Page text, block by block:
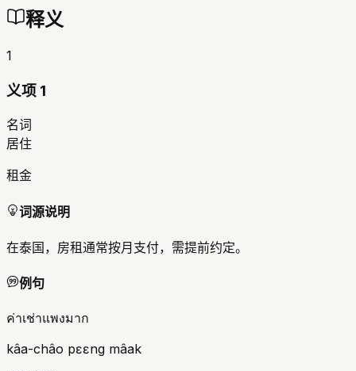
释义
1
义项 1
名词
居住
租金
词源说明
在泰国，房租通常按月支付，需提前约定。
例句
ค่าเช่าแพงมาก
kâa-châo pɛɛng mâak